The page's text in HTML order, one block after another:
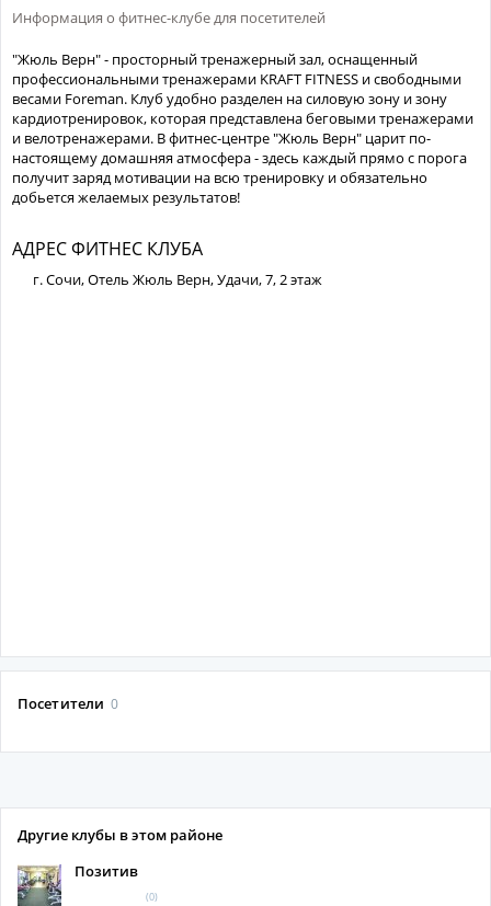
Информация о фитнес-клубе для посетителей
"Жюль Верн" - просторный тренажерный зал, оснащенный
профессиональными тренажерами KRAFT FITNESS и свободными
весами Foreman. Клуб удобно разделен на силовую зону и зону
кардиотренировок, которая представлена беговыми тренажерами
и велотренажерами. В фитнес-центре "Жюль Верн" царит по-
настоящему домашняя атмосфера - здесь каждый прямо с порога
получит заряд мотивации на всю тренировку и обязательно
добьется желаемых результатов!
АДРЕС ФИТНЕС КЛУБА
г. Сочи, Отель Жюль Верн, Удачи, 7, 2 этаж
Посетители 0
Другие клубы в этом районе
Позитив
(0)